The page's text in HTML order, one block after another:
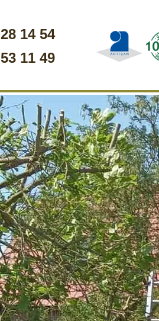
14 54
11 49